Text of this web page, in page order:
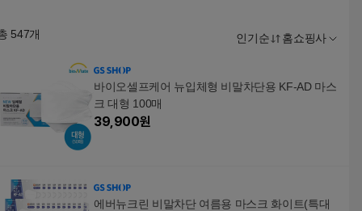
547개 인기순 홈쇼핑사
바이오셀프케어 뉴입체형 비말차단용 KF-AD 마스
크 대형 100매
39,900원
에버뉴크린 비말차단 여름용 마스크 화이트(특대